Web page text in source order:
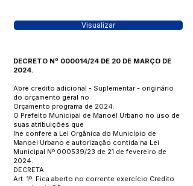
Visualizar
DECRETO Nº 000014/24 DE 20 DE MARÇO DE
2024.
Abre credito adicional - Suplementar - originário
do orçamento geral no
Orçamento programa de 2024.
O Prefeito Municipal de Manoel Urbano no uso de
suas atribuições que
lhe confere a Lei Orgânica do Município de
Manoel Urbano e autorização contida na Lei
Municipal Nº 000539/23 de 21 de fevereiro de
2024.
DECRETA:
Art. 1º. Fica aberto no corrente exercício Credito